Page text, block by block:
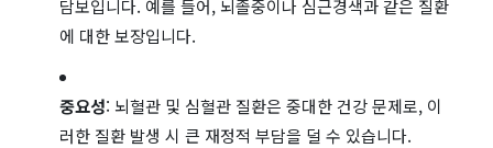
담보입니다. 예를 들어, 뇌졸중이나 심근경색과 같은 질환
에 대한 보장입니다.
중요성: 뇌혈관 및 심혈관 질환은 중대한 건강 문제로, 이
러한 질환 발생 시 큰 재정적 부담을 덜 수 있습니다.